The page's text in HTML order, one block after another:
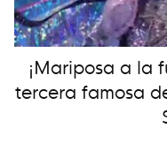
¡Mariposa a la
tercera famosa